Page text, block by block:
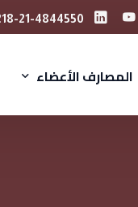
المصارف الأعضاء